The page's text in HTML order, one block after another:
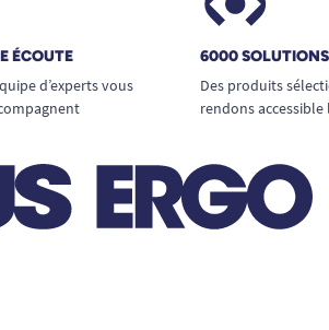
facile pour une hygiène
PVC lisse, se nettoie rapidement
douce et de l’eau
à l’humidité, ne rouille pas et ne
avec le temps.
régulièrement pour
ÉCOUTE
d’experts vous
6000
Des produits
rendons